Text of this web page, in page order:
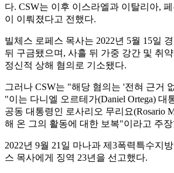
다. CSW는 이후 이스라엘과 이탈리아,
이 이뤄졌다고 전했다.
빌체스 로페스 목사는 2022년 5월 15일
뒤 구금됐으며, 사흘 뒤 가중 강간 및 취
정신적 상해 혐의로 기소됐다.
그러나 CSW는 "해당 혐의는 '전혀 근거
"이는 다니엘 오르테가(Daniel Ortega) 대
공동 대통령인 로사리오 무리요(Rosario
해 온 그의 활동에 대한 보복"이라고 주
2022년 9월 21일 마나과 제3폭력특수지
스 목사에게 징역 23년을 선고했다.